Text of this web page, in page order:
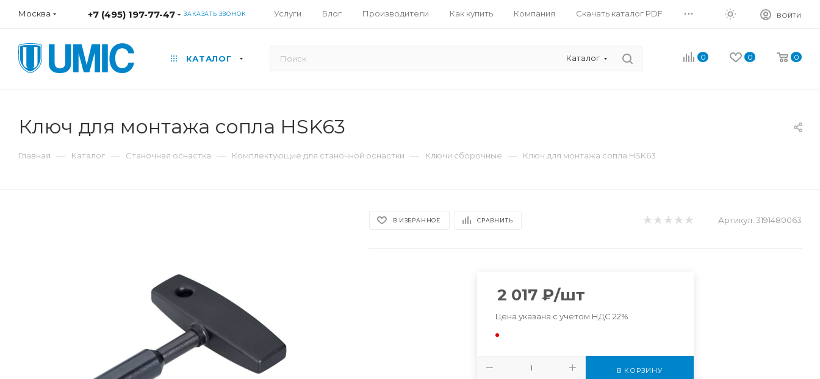
Москва +7 (495) 197-77-47 ЗАКАЗАТЬ ЗВОНОК Услуги Блог Производители Как купить Компания Скачать каталог PDF ... ВОЙТИ
КАТАЛОГ Каталог 0 0 0
Ключ для монтажа сопла HSK63
Главная — Каталог — Станочная оснастка — Комплектующие для станочной оснастки — Ключи сборочные — Ключ для монтажа сопла HSK63
В ИЗБРАННОЕ СРАВНИТЬ Артикул: 3191480063
2 017 ₽/шт
Цена указана с учетом НДС 22%
В КОРЗИНУ